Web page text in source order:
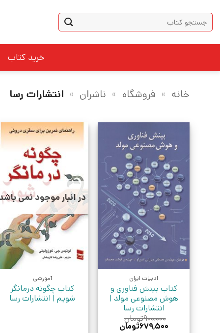
content
جستجو
برای:
خرید کتاب
خانه » فروشگاه » ناشران » انتشارات رسا
ادبیات ایران
کتاب بینش فناوری و
هوش مصنوعی مولد |
انتشارات رسا
۹۰۰,۰۰۰تومان
قیمت
۶۷۹,۵۰۰تومان
در انبار موجود نمی
آموزشی
کتاب چگونه درمانگر
شویم | انتشارات رسا